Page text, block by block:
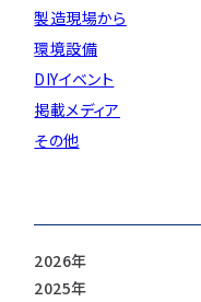
製造現場から
環境設備
DIYイベント
掲載メディア
その他
2026年
2025年